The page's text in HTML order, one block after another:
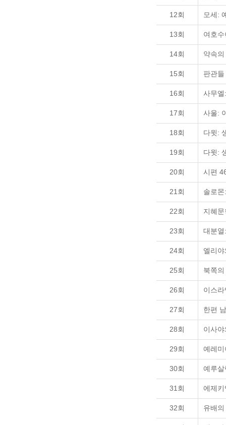
12회 모세:
13회 여호수
14회 약속
15회 판관들
16회 사무
17회 사울:
18회 다윗:
19회 다윗:
20회 시편
21회 솔로
22회 지혜
23회 대분
24회 엘리
25회 북쪽
26회 이스
27회 한편
28회 이사
29회 예레
30회 예루
31회 에제
32회 유배